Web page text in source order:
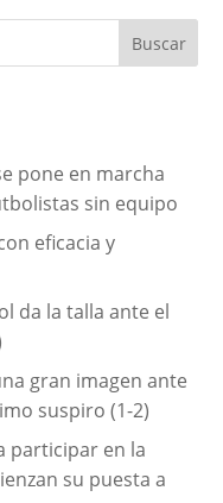
pone en marcha
sin equipo
eficacia y
da la talla ante el
gran imagen ante
suspiro (1-2)
participar en la
su puesta a